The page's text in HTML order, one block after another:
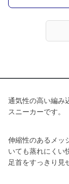
通気性の高い編み
スニーカーです。
伸縮性のあるメッ
いても蒸れにくい
足首をすっきり見